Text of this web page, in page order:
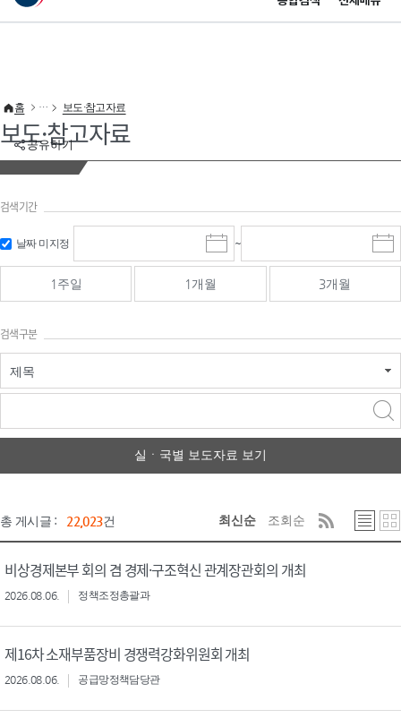
이 누리집은 대한민국 공식 전자정부 누리집입니다.
공유하기
홈 보도·참고자료
보도·참고자료
검색기간
날짜 미지정
시
작
일
선
~
종
료
선
1주일 1개월 3개월
검색구분
제목
실ㆍ국별 보도자료 보기
총 게시글 : 22,023건 최신순 조회순
비상경제본부 회의 겸 경제·구조혁신 관계장관회의 개최
2026.08.06. 정책조정총괄과
제16차 소재부품장비 경쟁력강화위원회 개최
2026.08.06. 공급망정책담당관